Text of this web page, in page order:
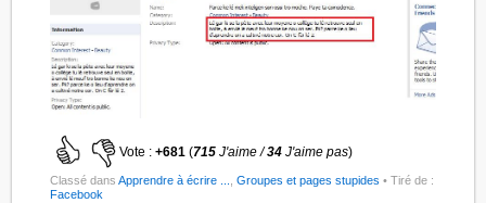
Vote :+681 (715J'aime /34 J'aime pas)
Classé dansApprendre à écrire ...,Groupes et pages stupides • Tiré de :
Facebook